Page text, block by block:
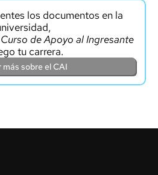
los documentos en la
Curso de Apoyo al Ingresante
tu carrera.
más sobre el CAI